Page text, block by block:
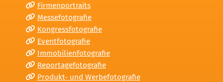
Firmenportraits
Messefotografie
Kongressfotografie
Eventfotografie
Immobilienfotografie
Reportagefotografie
Produkt- und Werbefotografie